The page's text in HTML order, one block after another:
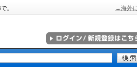
。 →海外